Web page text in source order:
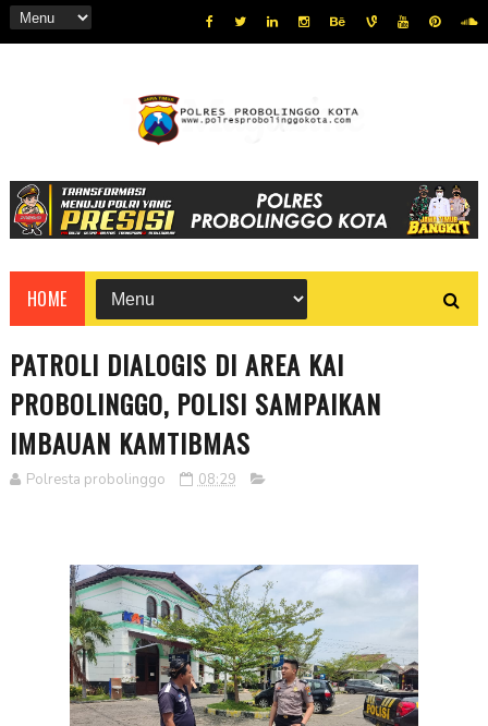
HOME
PATROLI DIALOGIS DI AREA KAI
PROBOLINGGO, POLISI SAMPAIKAN
IMBAUAN KAMTIBMAS
Polresta probolinggo 08:29